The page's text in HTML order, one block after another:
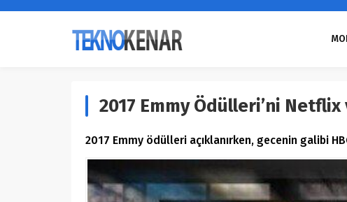
2017 Emmy Ödülleri’ni Netflix
2017 Emmy ödülleri açıklanırken, gecenin galibi